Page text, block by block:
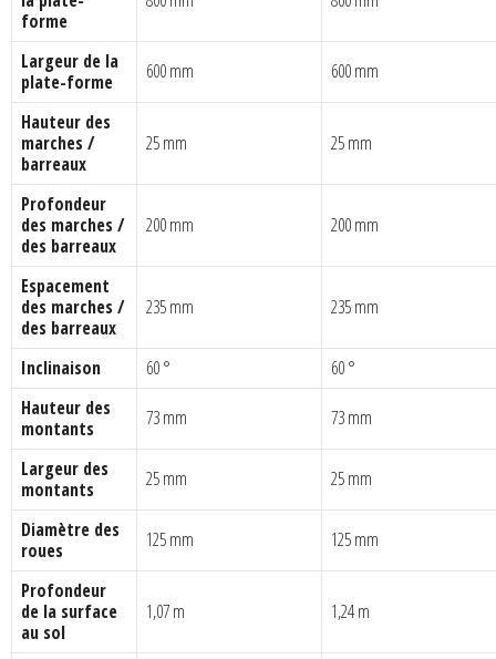
forme
Largeur de la
plate-forme
600 mm 600 mm
Hauteur des
marches /
barreaux
25 mm 25 mm
Profondeur
des marches /
des barreaux
200 mm 200 mm
Espacement
des marches /
des barreaux
235 mm 235 mm
Inclinaison 60 °
60 °
Hauteur des
montants
73 mm 73 mm
Largeur des
montants
25 mm 25 mm
Diamètre des
roues
125 mm 125 mm
Profondeur
de la surface
au sol
1,07 m 1,24 m